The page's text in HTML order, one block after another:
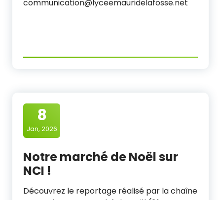
communication@lyceemauridelafosse.net
8
Jan, 2026
Notre marché de Noël sur
NCI !
Découvrez le reportage réalisé par la chaîne